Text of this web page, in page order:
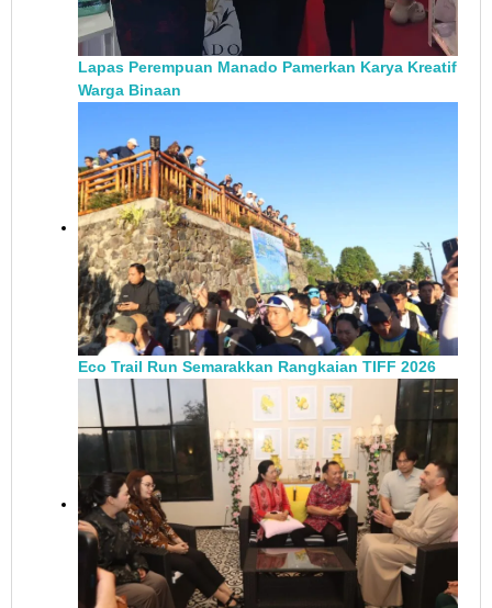
Lapas Perempuan Manado Pamerkan Karya Kreatif
Warga Binaan
Eco Trail Run Semarakkan Rangkaian TIFF 2026